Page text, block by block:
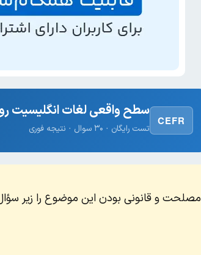
CEFR
سطح واقعی لغات انگلیسیت
تست رایگان · ۳۰ سوال · نتیجه فوری
مصلحت و قانونی بودن این موضوع را زیر